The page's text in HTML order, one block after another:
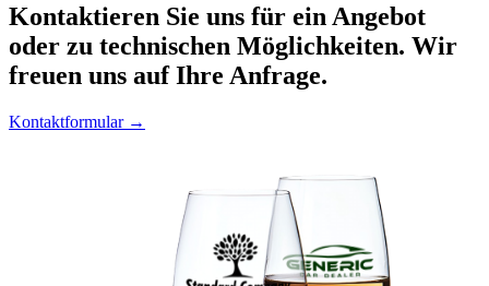
Kontaktieren Sie uns für ein Angebot
oder zu technischen Möglichkeiten. Wir
freuen uns auf Ihre Anfrage.
Kontaktformular →